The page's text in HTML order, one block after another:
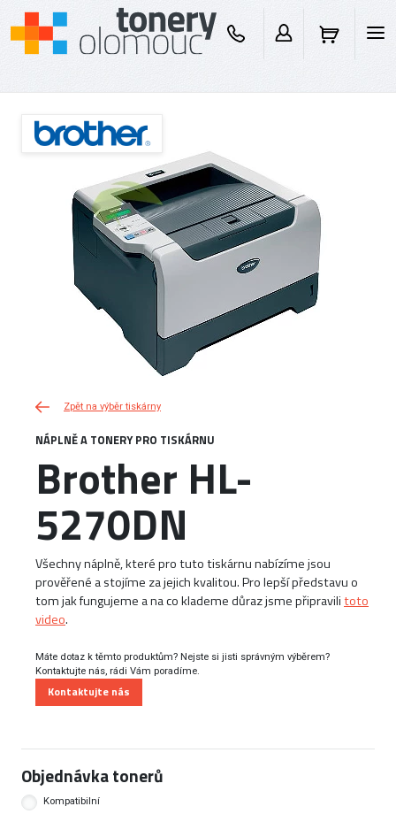
Zpět na výběr tiskárny
NÁPLNĚ A TONERY PRO TISKÁRNU
Brother HL-
5270DN
Všechny náplně, které pro tuto tiskárnu nabízíme jsou
prověřené a stojíme za jejich kvalitou. Pro lepší představu o
tom jak fungujeme a na co klademe důraz jsme připravilitoto
video.
Máte dotaz k těmto produktům? Nejste si jisti správným výběrem?
Kontaktujte nás, rádi Vám poradíme.
Kontaktujte nás
Objednávka tonerů
Kompatibilní